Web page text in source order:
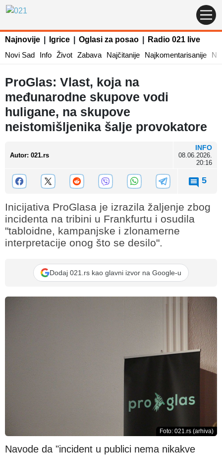
Najnovije Igrice Oglasi za posao
Radio 021 live
Novi Sad
Info Život Zabava Najčitanije Najkomentarisanije
ProGlas: Vlast, koja na
međunarodne skupove vodi
huligane, na skupove
neistomišljenika šalje provokatore
Autor: 021.rs
INFO
08.06.2026.
20:16
5
Inicijativa ProGlasa je izrazila žaljenje zbog
incidenta na tribini u Frankfurtu i osudila
"tabloidne, kampanjske i zlonamerne
interpretacije onog što se desilo".
Dodaj 021.rs kao glavni izvor na Google-u
Foto: 021.rs (arhiva)
Navode da "incident u publici nema nikakve